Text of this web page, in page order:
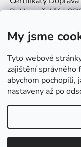
My jsme
Tyto webové
zajištění správného
abychom pochopili,
nastaveny až po
Reklamační řád
Kontakt
Adél:775 683 521
Zemětvoření